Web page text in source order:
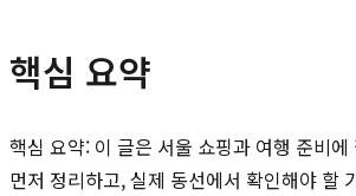
핵심 요약
핵심 요약: 이 글은 서울 쇼핑과 여행 준비
먼저 정리하고, 실제 동선에서 확인해야 할